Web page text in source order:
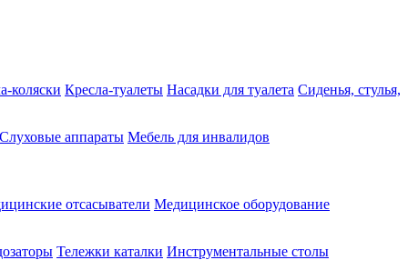
коляски Кресла-туалеты Насадки для туалета Сиденья, стулья,
Слуховые аппараты Мебель для инвалидов
отсасыватели Медицинское оборудование
Тележки каталки Инструментальные столы